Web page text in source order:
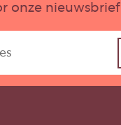
onze nieuwsbrief